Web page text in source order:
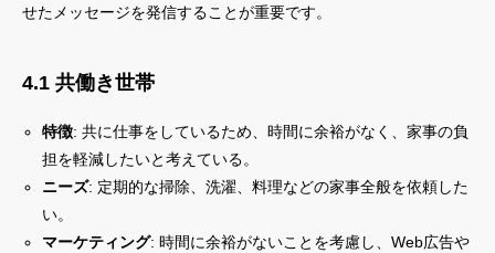
せたメッセージを発信することが重要です。
4.1 共働き世帯
特徴: 共に仕事をしているため、時間に余裕がなく、家事の負
担を軽減したいと考えている。
ニーズ: 定期的な掃除、洗濯、料理などの家事全般を依頼した
い。
マーケティング: 時間に余裕がないことを考慮し、Web広告や